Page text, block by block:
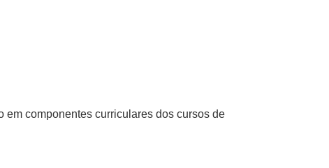
componentes curriculares dos cursos de